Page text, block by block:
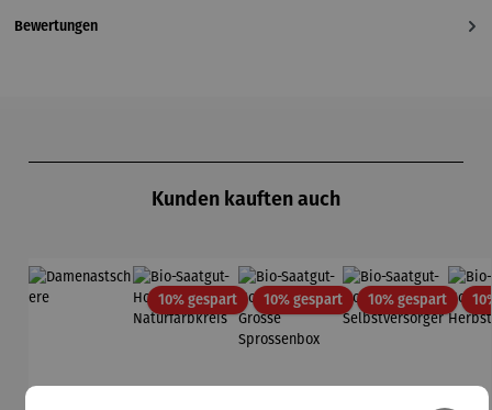
Bewertungen
Kunden kauften auch
10% gespartRabatt10% gespartRabatt10% gespartRabatt